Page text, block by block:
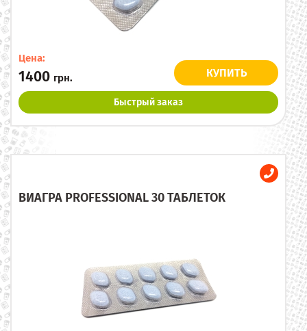
Цена:
1400 грн. КУПИТЬ
Быстрый заказ
ВИАГРА PROFESSIONAL 30 ТАБЛЕТОК